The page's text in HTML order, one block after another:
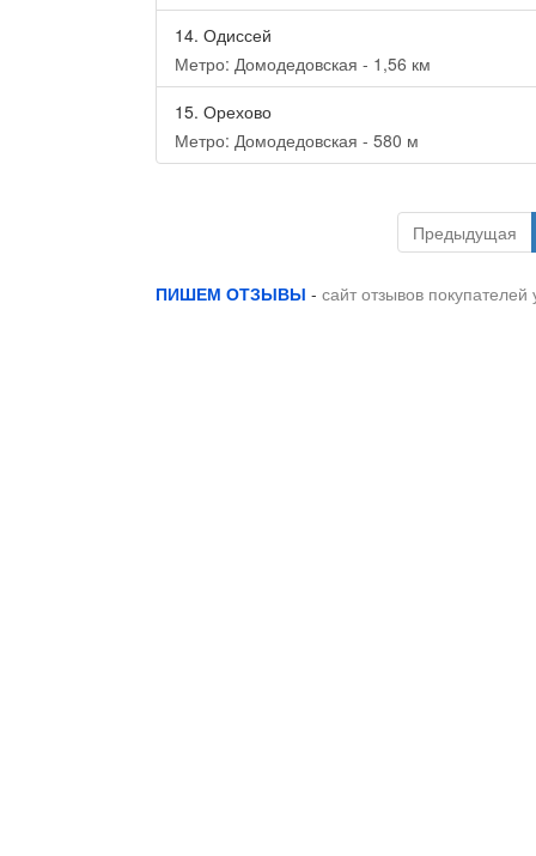
14. Одиссей
Метро: Домодедовская - 1,56 км
15. Орехово
Метро: Домодедовская - 580 м
Предыдущая
ПИШЕМ ОТЗЫВЫ - сайт отзывов покупателей